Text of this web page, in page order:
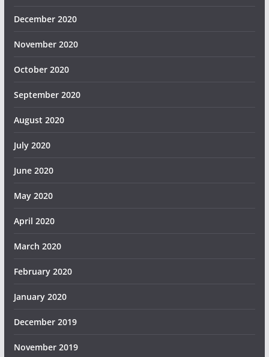
December 2020
November 2020
October 2020
September 2020
August 2020
July 2020
June 2020
May 2020
April 2020
March 2020
February 2020
January 2020
December 2019
November 2019